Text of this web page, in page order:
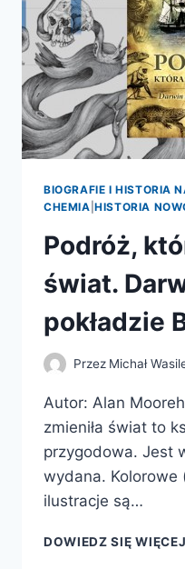
BIOGRAFIE I HISTORIA
CHEMIA |HISTORIA
Podróż,
świat.
pokładzie
Przez Michał
Autor: Alan
zmieniła świat to
przygodowa. Jest
wydana. Kolorowe
ilustracje są…
DOWIEDZ SIĘ WIĘCEJ